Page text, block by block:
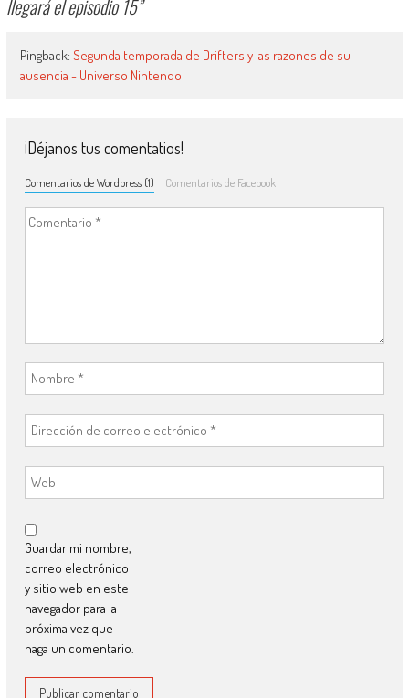
llegará el episodio 15”
Pingback: Segunda temporada de Drifters y las razones de su
ausencia - Universo Nintendo
¡Déjanos tus comentatios!
Comentarios de Wordpress (1) Comentarios de Facebook
Guardar mi nombre,
correo electrónico
y sitio web en este
navegador para la
próxima vez que
haga un comentario.